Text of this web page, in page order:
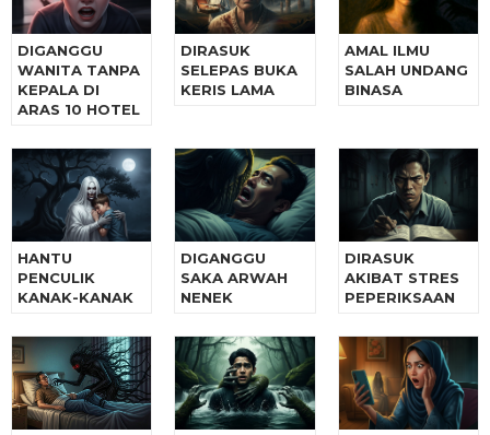
DIGANGGU
WANITA TANPA
KEPALA DI
ARAS 10 HOTEL
DIRASUK
SELEPAS BUKA
KERIS LAMA
AMAL ILMU
SALAH UNDANG
BINASA
HANTU
PENCULIK
KANAK-KANAK
DIGANGGU
SAKA ARWAH
NENEK
DIRASUK
AKIBAT STRES
PEPERIKSAAN